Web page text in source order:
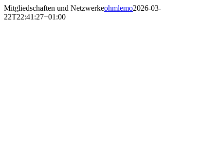
Skip
to
Mitgliedschaften und Netzwerkeohmlemo2026-03-
22T22:41:27+01:00